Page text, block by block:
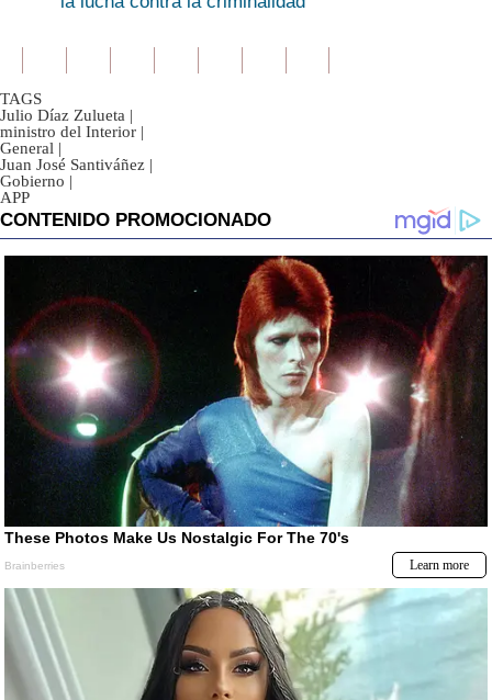
TAGS
Julio Díaz Zulueta |
ministro del Interior |
General |
Juan José Santiváñez |
Gobierno |
APP